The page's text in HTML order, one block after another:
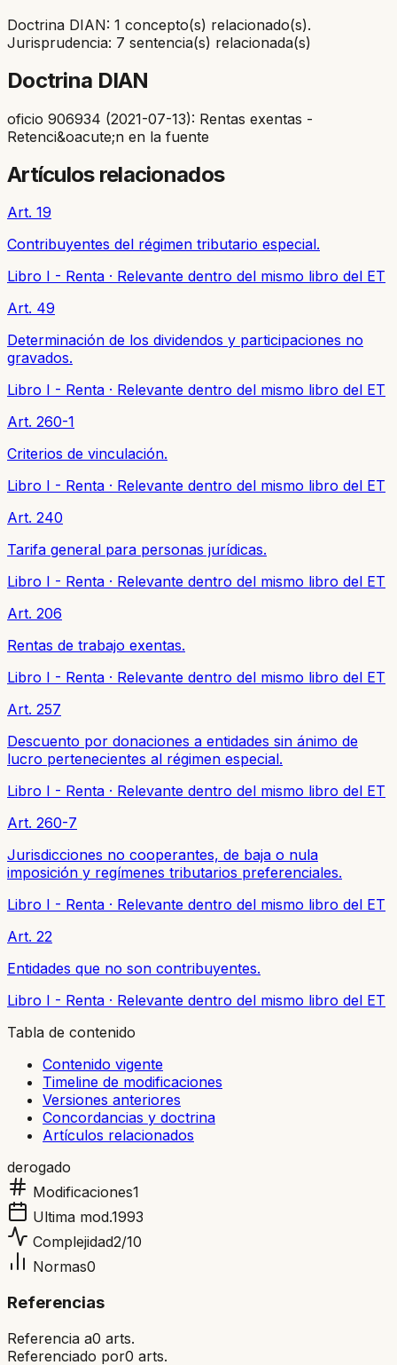
Doctrina DIAN: 1 concepto(s) relacionado(s).
Jurisprudencia: 7 sentencia(s) relacionada(s)
Doctrina DIAN
oficio 906934 (2021-07-13): Rentas exentas -
Retenci&oacute;n en la fuente
Artículos relacionados
Art. 19
Contribuyentes del régimen tributario especial.
Libro I - Renta · Relevante dentro del mismo libro del ET
Art. 49
Determinación de los dividendos y participaciones no
gravados.
Libro I - Renta · Relevante dentro del mismo libro del ET
Art. 260-1
Criterios de vinculación.
Libro I - Renta · Relevante dentro del mismo libro del ET
Art. 240
Tarifa general para personas jurídicas.
Libro I - Renta · Relevante dentro del mismo libro del ET
Art. 206
Rentas de trabajo exentas.
Libro I - Renta · Relevante dentro del mismo libro del ET
Art. 257
Descuento por donaciones a entidades sin ánimo de
lucro pertenecientes al régimen especial.
Libro I - Renta · Relevante dentro del mismo libro del ET
Art. 260-7
Jurisdicciones no cooperantes, de baja o nula
imposición y regímenes tributarios preferenciales.
Libro I - Renta · Relevante dentro del mismo libro del ET
Art. 22
Entidades que no son contribuyentes.
Libro I - Renta · Relevante dentro del mismo libro del ET
Tabla de contenido
Contenido vigente
Timeline de modificaciones
Versiones anteriores
Concordancias y doctrina
Artículos relacionados
derogado
Modificaciones1
Ultima mod.1993
Complejidad2/10
Normas0
Referencias
Referencia a0 arts.
Referenciado por0 arts.